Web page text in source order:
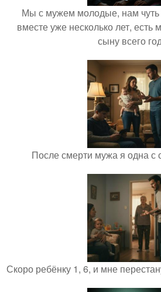
Мы с мужем молодые, нам чуть
вместе уже несколько лет, есть
сыну всего
После смерти мужа я одна с
Скоро ребёнку 1, 6, и мне